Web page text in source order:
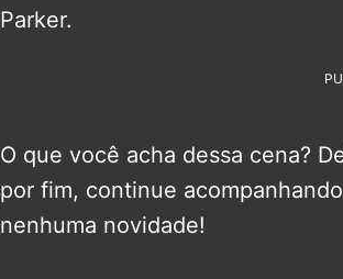
Parker.
O que você acha dessa cena?
por fim, continue
nenhuma novidade!